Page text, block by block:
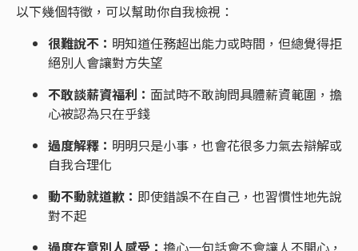
以下幾個特徵，可以幫助你自我檢視：
很難說不： 明知道任務超出能力或時間，但總覺得拒
絕別人會讓對方失望
不敢談薪資福利： 面試時不敢詢問具體薪資範圍，擔
心被認為只在乎錢
過度解釋： 明明只是小事，也會花很多力氣去辯解或
自我合理化
動不動就道歉： 即使錯誤不在自己，也習慣性地先說
對不起
過度在意別人感受： 擔心一句話會不會讓人不開心，